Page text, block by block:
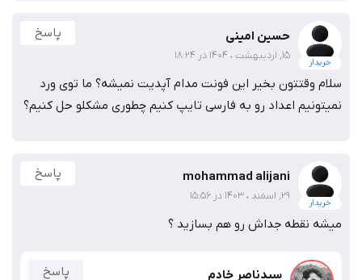
خریدار
حسین امینی
15, اردیبهشت ، 1404 در 18:24
پاسخ
سلام وقتتون بخیر این فونت مدام آپدیت نمیشه؟ ما توی ورد
نمیتونیم اعداد رو به فارسی تایپ کنیم چطوری مشکلو حل کنیم؟
خریدار
mohammad alijani
29, اسفند ، 1403 در 15:56
پاسخ
میشه نقطه جداش رو هم بسازید ؟
سیدناصر خادم پاسخ